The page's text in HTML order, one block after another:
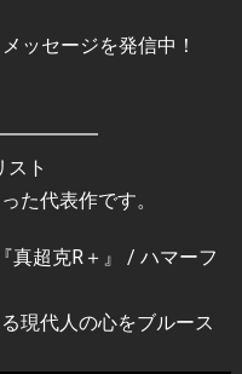
ッセージを発信中！
スト
た代表作です。
真超克R＋』 / ハマーフ
現代人の心をブルース